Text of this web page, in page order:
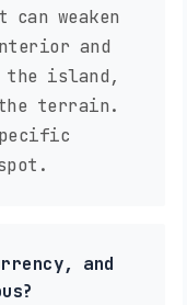
weaken
and
the island,
terrain.
and